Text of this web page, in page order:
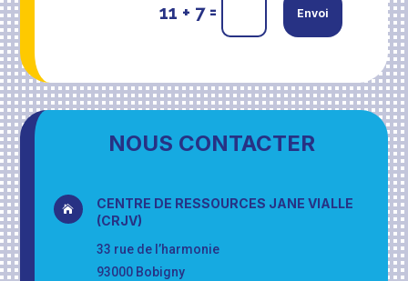
11 + 7= Envoi
NOUS CONTACTER

CENTRE DE RESSOURCES JANE VIALLE
(CRJV)
33 rue de l’harmonie
93000 Bobigny